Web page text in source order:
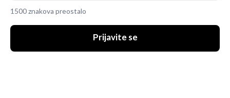
1500 znakova preostalo
Prijavite se